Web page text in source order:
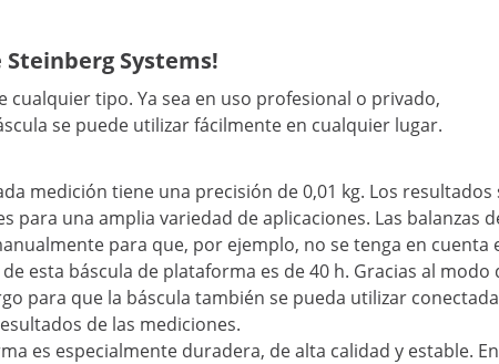
Systems!
tipo. Ya sea en uso profesional o privado,
se puede utilizar fácilmente en cualquier lugar.
medición tiene una precisión de 0,01 kg. Los
para una amplia variedad de aplicaciones. Las balanzas
para que, por ejemplo, no se tenga en cuenta
esta báscula de plataforma es de 40 h. Gracias al
para que la báscula también se pueda utilizar
de las mediciones.
es especialmente duradera, de alta calidad y estable.